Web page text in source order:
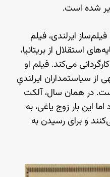
شده است.
فیلم‌ساز ایرلندی، فیلم
استقلال از بریتانیا،
می‌کند. فیلم او
سیاستمداران ایرلندیِ
در همان سال، آلکت
این بار زوج یاغی، به
و برای رسیدن به